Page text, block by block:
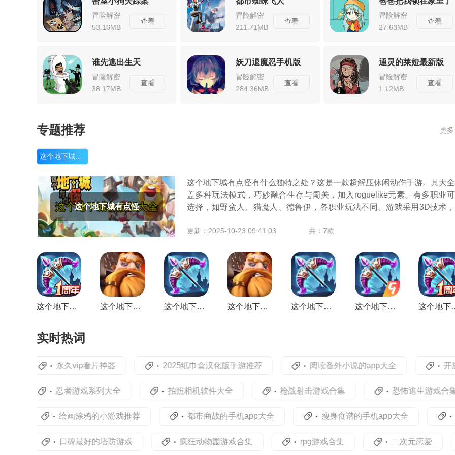
冒险解密
53.16MB
查看
冒险解密
211.71MB
查看
冒险解密
27.63MB
查看
谁先逃出生天
冒险解密
38.17MB
查看
妖刀退魔忍手机版
冒险解密
284.36MB
查看
通灵的莱娅最新版
冒险解密
1.12MB
查看
专题推荐 更多
这个地下城有点怪
这个地下城有点怪有什么独特之处？这是一款超解压休闲动作手游。其大
盖多种玩法模式，巧妙融合生存与闯关，加入roguelike元素。有多职业
选择，如野蛮人、猎魔人、德鲁伊，各职业玩法不同。游戏采用3D技术
等，给玩家带来丰富新颖的冒险体验。
更新：2025-10-23 09:41:03 共：7款
这个地下城有点怪手机版 这个地下城有点怪游戏正版 这个地下城有点怪最新版 这个地下城有点怪 这个地下城有点怪安卓版 这个地下城有点怪国际服 这个地下城
实时热词
永久vip看片神器 2025纸巾盒汉化版手游推荐 阅读番外小说的app大全 开放式
忍者游戏系列大全 拍照相机软件大全 枪战射击游戏合集 恐怖逃生游戏合集
绘画涂鸦的小游戏推荐 都市商战的手机app大全 瘦身食谱的手机app大全 可以
口碑最好的塔防游戏 疯狂动物园游戏合集 rpg游戏合集 二次元恋爱